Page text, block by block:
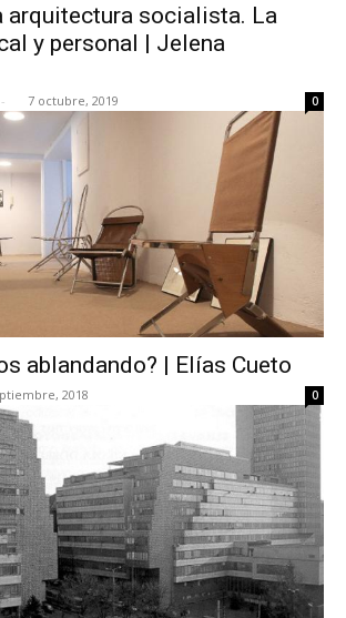
arquitectura socialista. La
y personal | Jelena
- 7 octubre, 2019 0
ablandando? | Elías Cueto
2018 0